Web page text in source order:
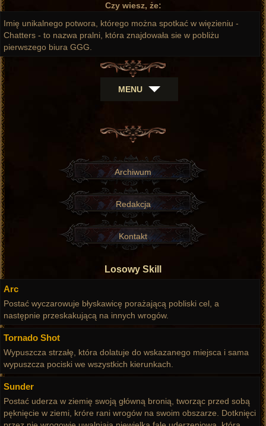
Czy wiesz, że:
Imię unikalnego potwora, którego można spotkać w więzieniu -
Chatters - to nazwa pralni, która znajdowała sie w pobliżu
pierwszego biura GGG.
MENU
Archiwum
Redakcja
Kontakt
Losowy Skill
Arc
Postać wyczarowuje błyskawicę porażającą pobliski cel, a
następnie przeskakującą na innych wrogów.
Tornado Shot
Wypuszcza strzałę, która dolatuje do wskazanego miejsca i sama
wypuszcza pociski we wszystkich kierunkach.
Sunder
Postać uderza w ziemię swoją główną bronią, tworząc przed sobą
pęknięcie w ziemi, króre rani wrogów na swoim obszarze. Dotknięci